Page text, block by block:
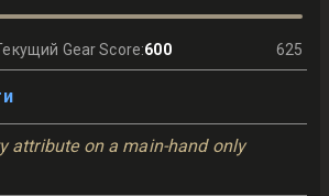
Gear Score:600 625
attribute on a main-hand only